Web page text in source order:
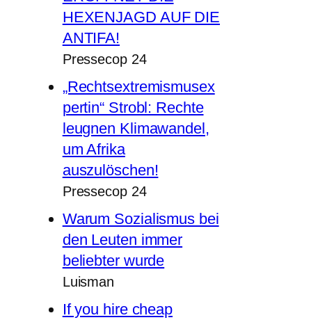
HEXENJAGD AUF DIE
ANTIFA!
Pressecop 24
„Rechtsextremismusex
pertin“ Strobl: Rechte
leugnen Klimawandel,
um Afrika
auszulöschen!
Pressecop 24
Warum Sozialismus bei
den Leuten immer
beliebter wurde
Luisman
If you hire cheap